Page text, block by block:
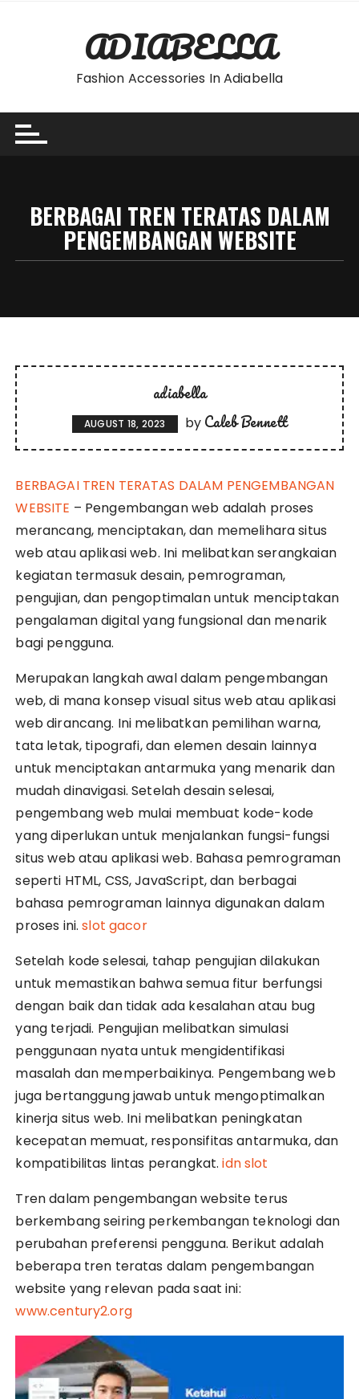
ADIABELLA
Fashion Accessories In Adiabella
BERBAGAI TREN TERATAS DALAM
PENGEMBANGAN WEBSITE
adiabella
AUGUST 18, 2023 by Caleb Bennett
BERBAGAI TREN TERATAS DALAM PENGEMBANGAN
WEBSITE – Pengembangan web adalah proses
merancang, menciptakan, dan memelihara situs
web atau aplikasi web. Ini melibatkan serangkaian
kegiatan termasuk desain, pemrograman,
pengujian, dan pengoptimalan untuk menciptakan
pengalaman digital yang fungsional dan menarik
bagi pengguna.
Merupakan langkah awal dalam pengembangan
web, di mana konsep visual situs web atau aplikasi
web dirancang. Ini melibatkan pemilihan warna,
tata letak, tipografi, dan elemen desain lainnya
untuk menciptakan antarmuka yang menarik dan
mudah dinavigasi. Setelah desain selesai,
pengembang web mulai membuat kode-kode
yang diperlukan untuk menjalankan fungsi-fungsi
situs web atau aplikasi web. Bahasa pemrograman
seperti HTML, CSS, JavaScript, dan berbagai
bahasa pemrograman lainnya digunakan dalam
proses ini.slot gacor
Setelah kode selesai, tahap pengujian dilakukan
untuk memastikan bahwa semua fitur berfungsi
dengan baik dan tidak ada kesalahan atau bug
yang terjadi. Pengujian melibatkan simulasi
penggunaan nyata untuk mengidentifikasi
masalah dan memperbaikinya. Pengembang web
juga bertanggung jawab untuk mengoptimalkan
kinerja situs web. Ini melibatkan peningkatan
kecepatan memuat, responsifitas antarmuka, dan
kompatibilitas lintas perangkat.idn slot
Tren dalam pengembangan website terus
berkembang seiring perkembangan teknologi dan
perubahan preferensi pengguna. Berikut adalah
beberapa tren teratas dalam pengembangan
website yang relevan pada saat ini:
www.century2.org